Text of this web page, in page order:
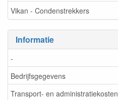
Vikan - Condenstrekkers
Informatie
-
Bedrijfsgegevens
Transport- en administratiekosten